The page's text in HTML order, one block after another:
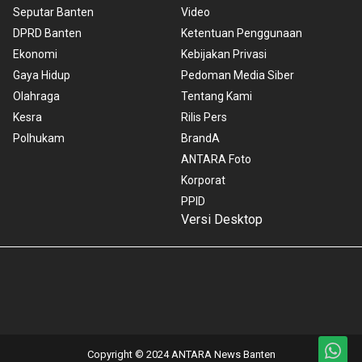
Seputar Banten
DPRD Banten
Ekonomi
Gaya Hidup
Olahraga
Kesra
Polhukam
Video
Ketentuan Penggunaan
Kebijakan Privasi
Pedoman Media Siber
Tentang Kami
Rilis Pers
BrandA
ANTARA Foto
Korporat
PPID
Versi Desktop
Copyright © 2024 ANTARA News Banten